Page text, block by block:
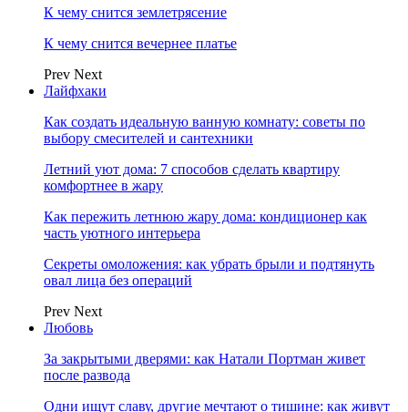
К чему снится землетрясение
К чему снится вечернее платье
Prev Next
Лайфхаки
Как создать идеальную ванную комнату: советы по
выбору смесителей и сантехники
Летний уют дома: 7 способов сделать квартиру
комфортнее в жару
Как пережить летнюю жару дома: кондиционер как
часть уютного интерьера
Секреты омоложения: как убрать брыли и подтянуть
овал лица без операций
Prev Next
Любовь
За закрытыми дверями: как Натали Портман живет
после развода
Одни ищут славу, другие мечтают о тишине: как живут